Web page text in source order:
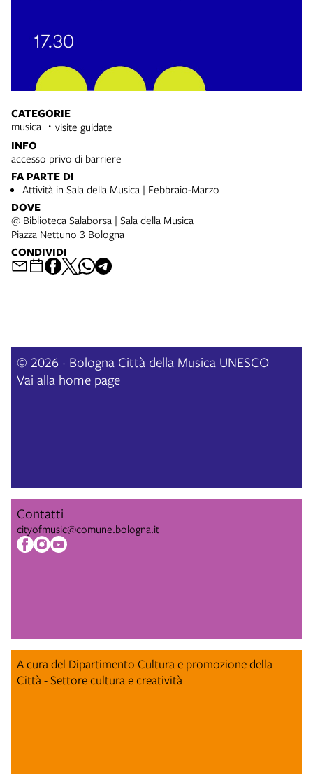
CATEGORIE
musica visite guidate
INFO
accesso privo di barriere
FA PARTE DI
Attività in Sala della Musica | Febbraio-Marzo
DOVE
@ Biblioteca Salaborsa | Sala della Musica
Piazza Nettuno 3 Bologna
CONDIVIDI
© 2026 · Bologna Città della Musica UNESCO
Vai alla home page
Contatti
cityofmusic@comune.bologna.it
A cura del Dipartimento Cultura e promozione della
Città - Settore cultura e creatività